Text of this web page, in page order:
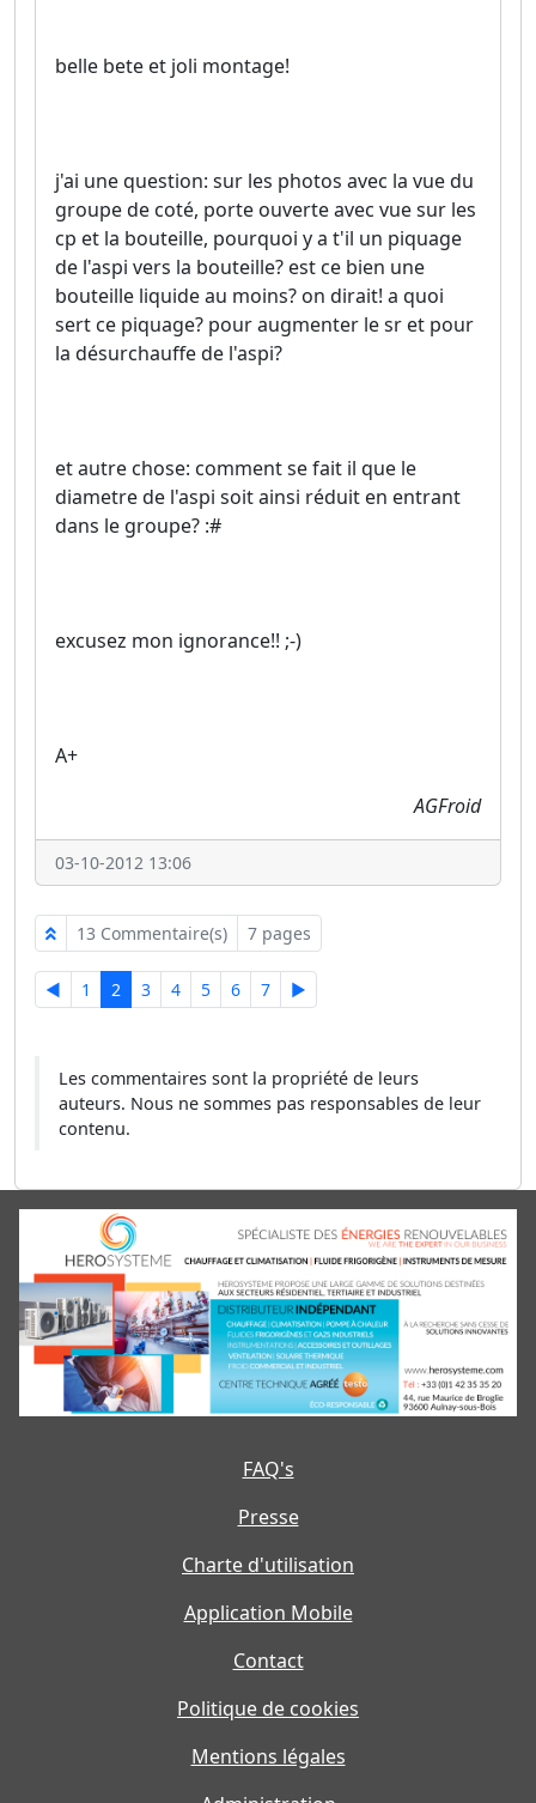
belle bete et joli montage!
j'ai une question: sur les photos avec la vue du
groupe de coté, porte ouverte avec vue sur les
cp et la bouteille, pourquoi y a t'il un piquage
de l'aspi vers la bouteille? est ce bien une
bouteille liquide au moins? on dirait! a quoi
sert ce piquage? pour augmenter le sr et pour
la désurchauffe de l'aspi?
et autre chose: comment se fait il que le
diametre de l'aspi soit ainsi réduit en entrant
dans le groupe? :#
excusez mon ignorance!! ;-)
A+
AGFroid
03-10-2012 13:06
13 Commentaire(s) 7 pages
◄ 1 2 3 4 5 6 7 ►
Les commentaires sont la propriété de leurs
auteurs. Nous ne sommes pas responsables de leur
contenu.
FAQ's
Presse
Charte d'utilisation
Application Mobile
Contact
Politique de cookies
Mentions légales